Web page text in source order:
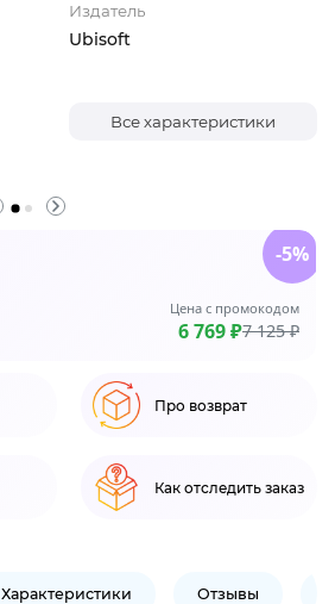
Издатель
Ubisoft
Все характеристики
Цена с промокодом
6 769 ₽7 125 ₽
-5%
Про возврат
Как отследить заказ
Характеристики Отзывы